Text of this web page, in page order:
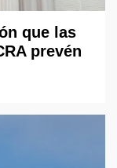
que las
prevén